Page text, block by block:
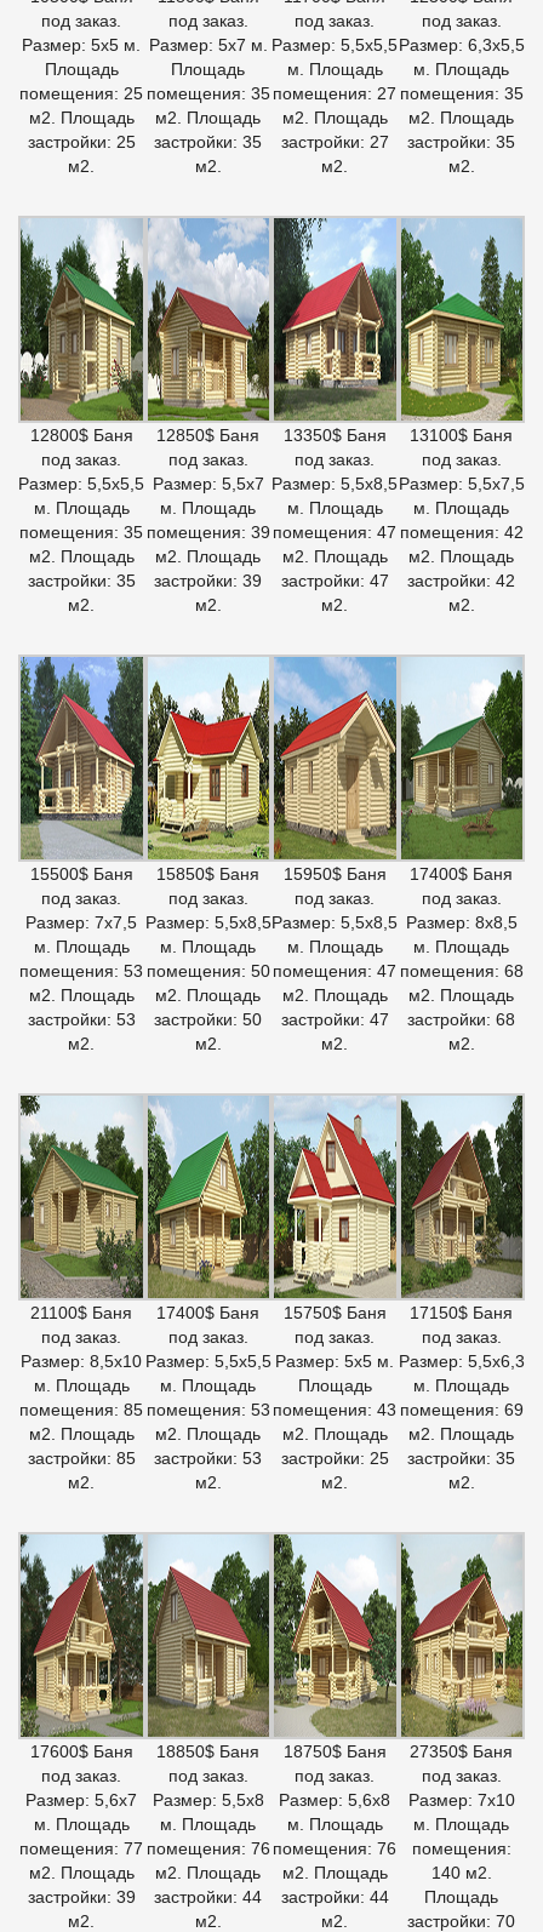
под заказ.
Размер: 5х5 м.
Площадь
помещения: 25
м2. Площадь
застройки: 25
м2.
под заказ.
Размер: 5х7 м.
Площадь
помещения: 35
м2. Площадь
застройки: 35
м2.
под заказ.
Размер: 5,5х5,5
м. Площадь
помещения: 27
м2. Площадь
застройки: 27
м2.
под заказ.
Размер: 6,3х5,5
м. Площадь
помещения: 35
м2. Площадь
застройки: 35
м2.
12800$ Баня
под заказ.
Размер: 5,5х5,5
м. Площадь
помещения: 35
м2. Площадь
застройки: 35
м2.
12850$ Баня
под заказ.
Размер: 5,5х7
м. Площадь
помещения: 39
м2. Площадь
застройки: 39
м2.
13350$ Баня
под заказ.
Размер: 5,5х8,5
м. Площадь
помещения: 47
м2. Площадь
застройки: 47
м2.
13100$ Баня
под заказ.
Размер: 5,5х7,5
м. Площадь
помещения: 42
м2. Площадь
застройки: 42
м2.
15500$ Баня
под заказ.
Размер: 7х7,5
м. Площадь
помещения: 53
м2. Площадь
застройки: 53
м2.
15850$ Баня
под заказ.
Размер: 5,5х8,5
м. Площадь
помещения: 50
м2. Площадь
застройки: 50
м2.
15950$ Баня
под заказ.
Размер: 5,5х8,5
м. Площадь
помещения: 47
м2. Площадь
застройки: 47
м2.
17400$ Баня
под заказ.
Размер: 8х8,5
м. Площадь
помещения: 68
м2. Площадь
застройки: 68
м2.
21100$ Баня
под заказ.
Размер: 8,5х10
м. Площадь
помещения: 85
м2. Площадь
застройки: 85
м2.
17400$ Баня
под заказ.
Размер: 5,5х5,5
м. Площадь
помещения: 53
м2. Площадь
застройки: 53
м2.
15750$ Баня
под заказ.
Размер: 5х5 м.
Площадь
помещения: 43
м2. Площадь
застройки: 25
м2.
17150$ Баня
под заказ.
Размер: 5,5х6,3
м. Площадь
помещения: 69
м2. Площадь
застройки: 35
м2.
17600$ Баня
под заказ.
Размер: 5,6х7
м. Площадь
помещения: 77
м2. Площадь
застройки: 39
м2.
18850$ Баня
под заказ.
Размер: 5,5х8
м. Площадь
помещения: 76
м2. Площадь
застройки: 44
м2.
18750$ Баня
под заказ.
Размер: 5,6х8
м. Площадь
помещения: 76
м2. Площадь
застройки: 44
м2.
27350$ Баня
под заказ.
Размер: 7х10
м. Площадь
помещения:
140 м2.
Площадь
застройки: 70